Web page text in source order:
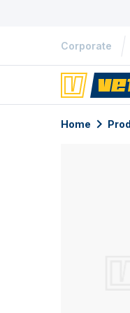
Corporate
Home